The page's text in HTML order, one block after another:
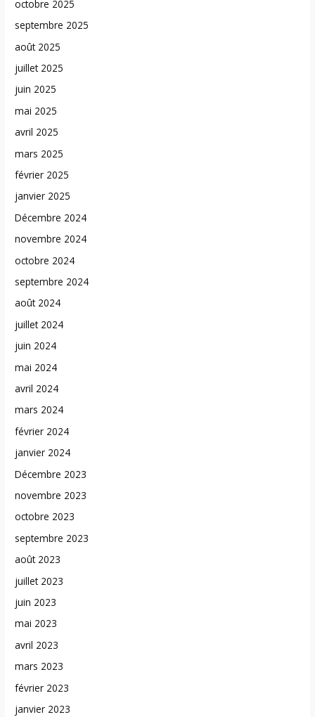
octobre 2025
septembre 2025
août 2025
juillet 2025
juin 2025
mai 2025
avril 2025
mars 2025
février 2025
janvier 2025
Décembre 2024
novembre 2024
octobre 2024
septembre 2024
août 2024
juillet 2024
juin 2024
mai 2024
avril 2024
mars 2024
février 2024
janvier 2024
Décembre 2023
novembre 2023
octobre 2023
septembre 2023
août 2023
juillet 2023
juin 2023
mai 2023
avril 2023
mars 2023
février 2023
janvier 2023